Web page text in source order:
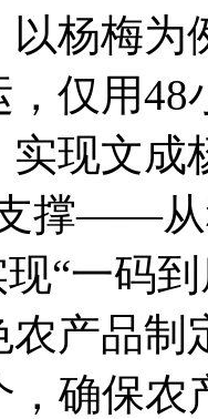
杨梅为
仅用
现文成
撑——从
“一码
产品制
确保农